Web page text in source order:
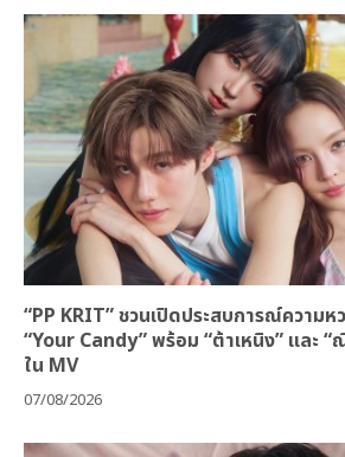
“PP KRIT” ชวนเปิดประสบการณ์ความห
“Your Candy” พร้อม “ต้าเหนิง” และ “
ใน MV
07/08/2026